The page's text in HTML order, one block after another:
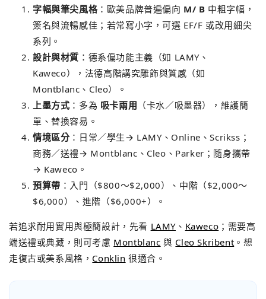
字幅與筆尖風格：歐美品牌普遍偏向 M/ B 中粗字幅，
簽名與流暢感佳；若常寫小字，可選 EF/F 或改用細尖
系列。
設計與材質 ：德系偏功能主義（如 LAMY、
Kaweco），法德高階講究雕飾與質感（如
Montblanc、Cleo）。
上墨方式 ：多為 吸卡兩用 （卡水／吸墨器），維護簡
單、替換容易。
情境區分：日常／學生→ LAMY、Online、Scrikss；
商務／送禮→ Montblanc、Cleo、Parker；隨身攜帶
→ Kaweco。
預算帶 ：入門（$800～$2,000）、中階（$2,000～
$6,000）、進階（$6,000+）。
若追求耐用實用與極簡設計，先看 LAMY 、 Kaweco ；需要高
端送禮或典藏，則可考慮 Montblanc 與 Cleo Skribent 。想
走復古或美系風格， Conklin 很適合。